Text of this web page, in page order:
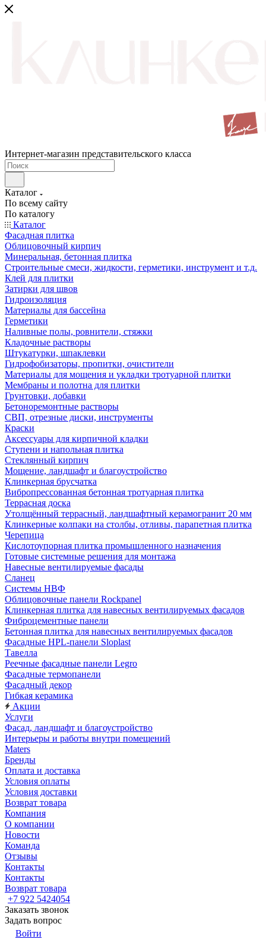
Интернет-магазин представительского класса
Каталог
По всему сайту
По каталогу
Каталог
Фасадная плитка
Облицовочный кирпич
Минеральная, бетонная плитка
Строительные смеси, жидкости, герметики, инструмент и т.д.
Клей для плитки
Затирки для швов
Гидроизоляция
Материалы для бассейна
Герметики
Наливные полы, ровнители, стяжки
Кладочные растворы
Штукатурки, шпаклевки
Гидрофобизаторы, пропитки, очистители
Материалы для мощения и укладки тротуарной плитки
Мембраны и полотна для плитки
Грунтовки, добавки
Бетоноремонтные растворы
СВП, отрезные диски, инструменты
Краски
Аксессуары для кирпичной кладки
Ступени и напольная плитка
Cтеклянный кирпич
Мощение, ландшафт и благоустройство
Клинкерная брусчатка
Вибропрессованная бетонная тротуарная плитка
Террасная доска
Утолщённый террасный, ландшафтный керамогранит 20 мм
Клинкерные колпаки на столбы, отливы, парапетная плитка
Черепица
Кислотоупорная плитка промышленного назначения
Готовые системные решения для монтажа
Навесные вентилируемые фасады
Сланец
Системы НВФ
Облицовочные панели Rockpanel
Клинкерная плитка для навесных вентилируемых фасадов
Фиброцементные панели
Бетонная плитка для навесных вентилируемых фасадов
Фасадные HPL-панели Sloplast
Тавелла
Реечные фасадные панели Legro
Фасадные термопанели
Фасадный декор
Гибкая керамика
Акции
Услуги
Фасад, ландшафт и благоустройство
Интерьеры и работы внутри помещений
Maters
Бренды
Оплата и доставка
Условия оплаты
Условия доставки
Возврат товара
Компания
О компании
Новости
Команда
Отзывы
Контакты
Контакты
Возврат товара
+7 922 5424054
Заказать звонок
Задать вопрос
Войти